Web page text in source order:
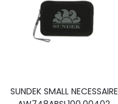
SUNDEK SMALL NECESSAIRE